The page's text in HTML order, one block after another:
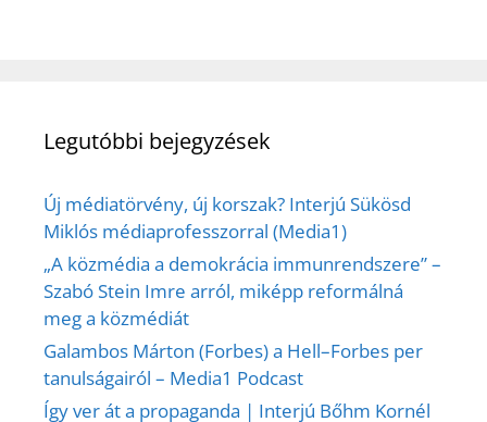
Legutóbbi bejegyzések
Új médiatörvény, új korszak? Interjú Sükösd
Miklós médiaprofesszorral (Media1)
„A közmédia a demokrácia immunrendszere” –
Szabó Stein Imre arról, miképp reformálná
meg a közmédiát
Galambos Márton (Forbes) a Hell–Forbes per
tanulságairól – Media1 Podcast
Így ver át a propaganda | Interjú Bőhm Kornél